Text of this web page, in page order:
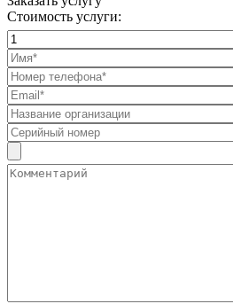
Стоимость услуги: